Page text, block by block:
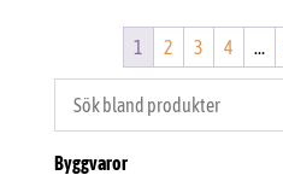
1 2 3 4 …
Byggvaror